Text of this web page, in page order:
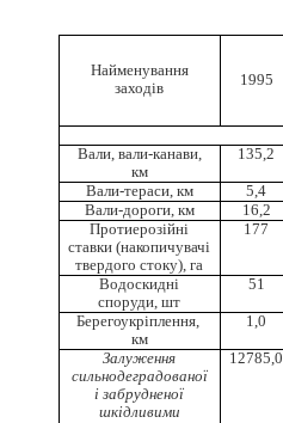
Найменування
заходів
1995
Вали, вали-канави,
км
135,2
Вали-тераси, км 5,4
Вали-дороги, км
16,2
Протиерозійні
ставки (накопичувачі
твердого стоку), га
177
Водоскидні
споруди, шт
51
Берегоукріплення,
км
1,0
Залуження
сильнодеградованої
і забрудненої
шкідливими
12785,0